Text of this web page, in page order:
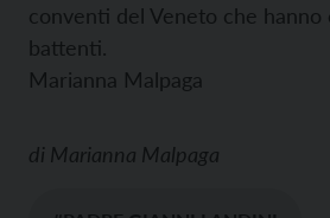
conventi del Veneto che hanno
battenti.
Marianna Malpaga
di Marianna Malpaga